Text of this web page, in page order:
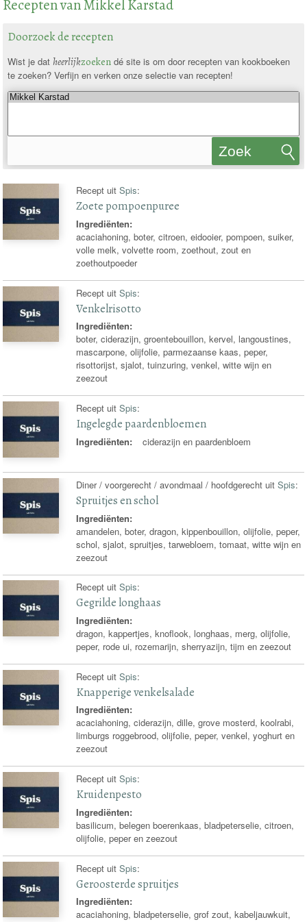
Recepten van Mikkel Karstad
Doorzoek de recepten
Wist je dat heerlijkzoeken dé site is om door recepten van kookboeken
te zoeken? Verfijn en verken onze selectie van recepten!
Zoek
Recept uitSpis:
Zoete pompoenpuree
Ingrediënten:
acaciahoning, boter, citroen, eidooier, pompoen, suiker,
volle melk, volvette room, zoethout, zout en
zoethoutpoeder
Recept uitSpis:
Venkelrisotto
Ingrediënten:
boter, ciderazijn, groentebouillon, kervel, langoustines,
mascarpone, olijfolie, parmezaanse kaas, peper,
risottorijst, sjalot, tuinzuring, venkel, witte wijn en
zeezout
Recept uitSpis:
Ingelegde paardenbloemen
Ingrediënten: ciderazijn en paardenbloem
Diner / voorgerecht / avondmaal / hoofdgerecht uitSpis:
Spruitjes en schol
Ingrediënten:
amandelen, boter, dragon, kippenbouillon, olijfolie, peper,
schol, sjalot, spruitjes, tarwebloem, tomaat, witte wijn en
zeezout
Recept uitSpis:
Gegrilde longhaas
Ingrediënten:
dragon, kappertjes, knoflook, longhaas, merg, olijfolie,
peper, rode ui, rozemarijn, sherryazijn, tijm en zeezout
Recept uitSpis:
Knapperige venkelsalade
Ingrediënten:
acaciahoning, ciderazijn, dille, grove mosterd, koolrabi,
limburgs roggebrood, olijfolie, peper, venkel, yoghurt en
zeezout
Recept uitSpis:
Kruidenpesto
Ingrediënten:
basilicum, belegen boerenkaas, bladpeterselie, citroen,
olijfolie, peper en zeezout
Recept uitSpis:
Geroosterde spruitjes
Ingrediënten:
acaciahoning, bladpeterselie, grof zout, kabeljauwkuit,